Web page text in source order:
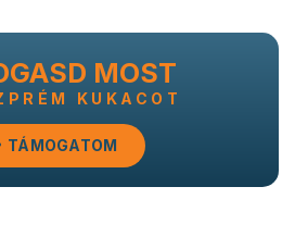
MOST
KUKACOT
TÁMOGATOM